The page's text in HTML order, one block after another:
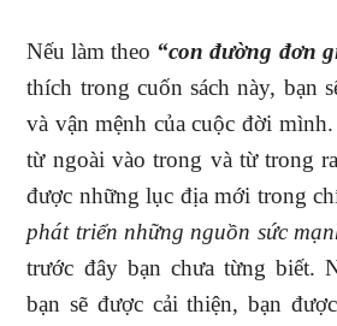
Nếu làm theo “con đường đơn
thích trong cuốn sách này, bạn
và vận mệnh của cuộc đời
từ ngoài vào trong và từ trong
được những lục địa mới trong
phát triển những nguồn sức
trước đây bạn chưa từng biết.
bạn sẽ được cải thiện, bạn